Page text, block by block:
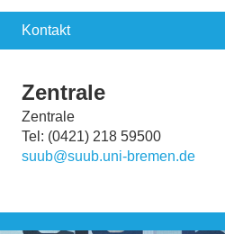
Kontakt
Zentrale
Zentrale
Tel: (0421) 218 59500
suub@suub.uni-bremen.de